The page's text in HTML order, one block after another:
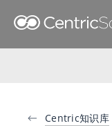
Centric知识库